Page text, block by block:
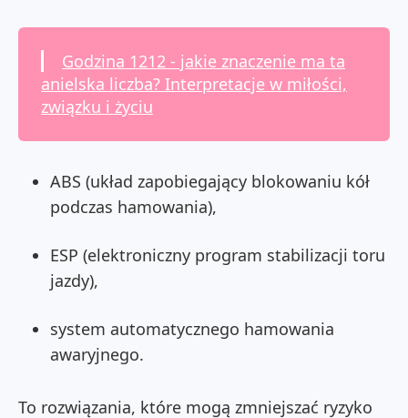
Godzina 1212 - jakie znaczenie ma ta
anielska liczba? Interpretacje w miłości,
związku i życiu
ABS (układ zapobiegający blokowaniu kół
podczas hamowania),
ESP (elektroniczny program stabilizacji toru
jazdy),
system automatycznego hamowania
awaryjnego.
To rozwiązania, które mogą zmniejszać ryzyko